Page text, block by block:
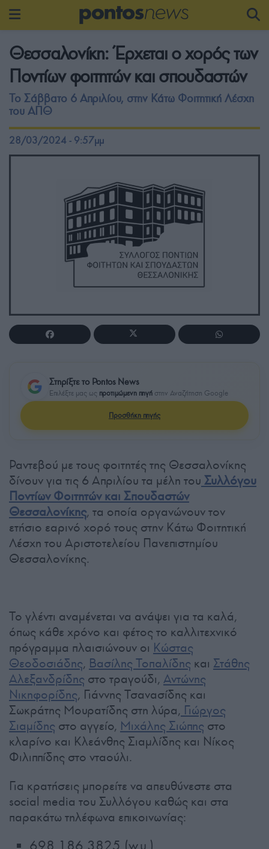
Θεσσαλονίκη: Έρχεται ο χορός των
Ποντίων φοιτητών και σπουδαστών
Το Σάββατο 6 Απριλίου, στην Κάτω Φοιτητική Λέσχη
του ΑΠΘ
28/03/2024 - 9:57μμ
Στηρίξτε το Pontos News
Επιλέξτε μας ως προτιμώμενη πηγή στην Αναζήτηση Google
Προσθήκη πηγής
Ραντεβού με τους φοιτητές της Θεσσαλονίκης
δίνουν για τις 6 Απριλίου τα μέλη του Συλλόγου
Ποντίων Φοιτητών και Σπουδαστών
Θεσσαλονίκης, τα οποία οργανώνουν τον
ετήσιο εαρινό χορό τους στην Κάτω Φοιτητική
Λέσχη του Αριστοτελείου Πανεπιστημίου
Θεσσαλονίκης.
Το γλέντι αναμένεται να ανάψει για τα καλά,
όπως κάθε χρόνο και φέτος το καλλιτεχνικό
πρόγραμμα πλαισιώνουν οι Κώστας
Θεοδοσιάδης, Βασίλης Τοπαλίδης και Στάθης
Αλεξανδρίδης στο τραγούδι, Αντώνης
Νικηφορίδης, Γιάννης Τσανασίδης και
Σωκράτης Μουρατίδης στη λύρα, Γιώργος
Σιαμίδης στο αγγείο, Μιχάλης Σιώπης στο
κλαρίνο και Κλεάνθης Σιαμλίδης και Νίκος
Φιλιππίδης στο νταούλι.
Για κρατήσεις μπορείτε να απευθύνεστε στα
social media του Συλλόγου καθώς και στα
παρακάτω τηλέφωνα επικοινωνίας: